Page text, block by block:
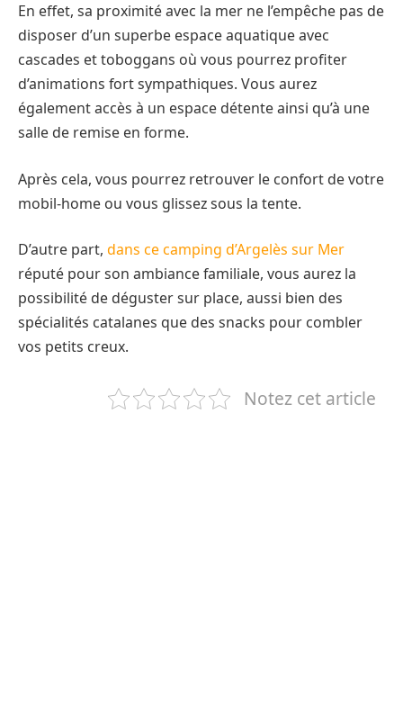
En effet, sa proximité avec la mer ne l’empêche pas de
disposer d’un superbe espace aquatique avec
cascades et toboggans où vous pourrez profiter
d’animations fort sympathiques. Vous aurez
également accès à un espace détente ainsi qu’à une
salle de remise en forme.
Après cela, vous pourrez retrouver le confort de votre
mobil-home ou vous glissez sous la tente.
D’autre part, dans ce camping d’Argelès sur Mer
réputé pour son ambiance familiale, vous aurez la
possibilité de déguster sur place, aussi bien des
spécialités catalanes que des snacks pour combler
vos petits creux.
Notez cet article